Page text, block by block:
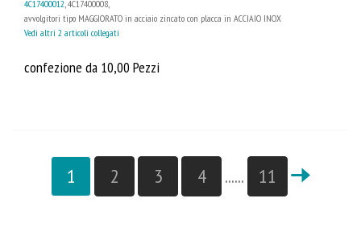
4C17400012, 4C17400008,
avvolgitori tipo MAGGIORATO in acciaio zincato con placca in ACCIAIO INOX
Vedi altri 2 articoli collegati
confezione da 10,00 Pezzi
1 2 3 4 ...... 11